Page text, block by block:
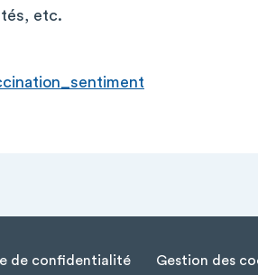
etc.
de confidentialité Gestion des